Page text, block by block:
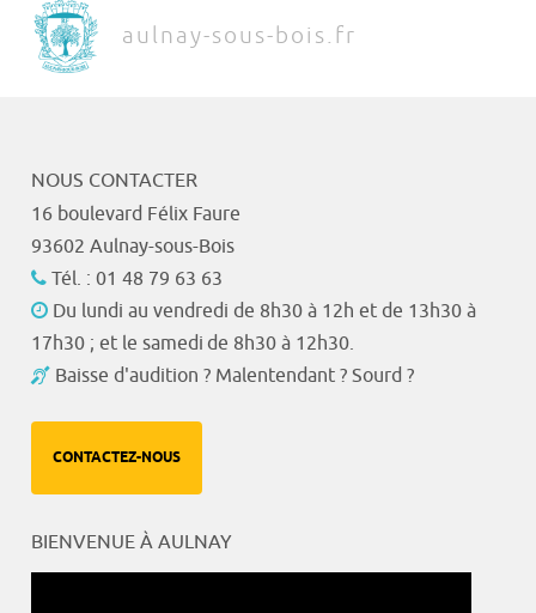
aulnay-sous-bois.fr
NOUS CONTACTER
16 boulevard Félix Faure
93602 Aulnay-sous-Bois
Tél. : 01 48 79 63 63
Du lundi au vendredi de 8h30 à 12h et de 13h30 à
17h30 ; et le samedi de 8h30 à 12h30.
Baisse d'audition ? Malentendant ? Sourd ?
CONTACTEZ-NOUS
BIENVENUE À AULNAY